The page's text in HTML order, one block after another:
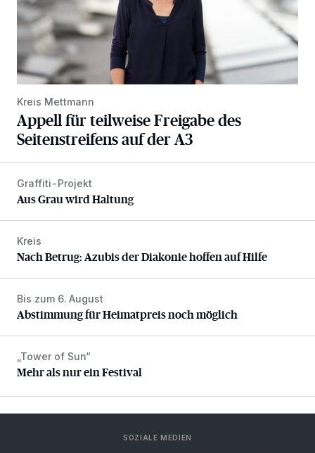
Kreis Mettmann
Appell für teilweise Freigabe des
Seitenstreifens auf der A3
Aus Grau wird Haltung
Graffiti-Projekt
Aus Grau wird Haltung
Nach Betrug: Azubis der Diakonie hoffen auf Hilfe
Kreis
Nach Betrug: Azubis der Diakonie hoffen auf Hilfe
Abstimmung für Heimatpreis noch möglich
Bis zum 6. August
Abstimmung für Heimatpreis noch möglich
Mehr als nur ein Festival
„Tower of Sun“
Mehr als nur ein Festival
SOZIALE MEDIEN